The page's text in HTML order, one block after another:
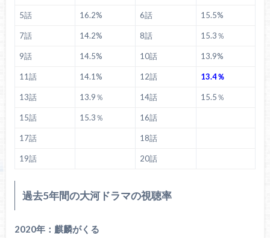
5話 16.2% 6話 15.5%
7話 14.2% 8話 15.3％
9話 14.5% 10話 13.9%
11話 14.1% 12話 13.4％
13話 13.9％ 14話 15.5％
15話 15.3％ 16話
17話 18話
19話 20話
過去5年間の大河ドラマの視聴率
2020年：麒麟がくる